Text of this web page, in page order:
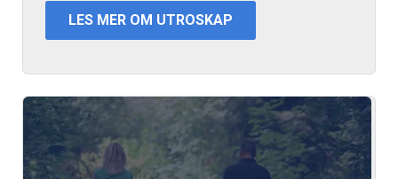
LES MER OM UTROSKAP